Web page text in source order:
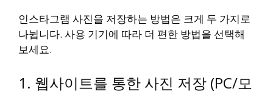
인스타그램 사진을 저장하는 방법은 크게 두 가지로
나뉩니다. 사용 기기에 따라 더 편한 방법을 선택해
보세요.
1. 웹사이트를 통한 사진 저장 (PC/모